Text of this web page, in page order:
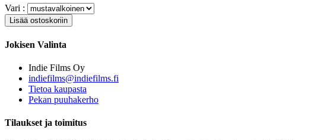
Vari :
Jokisen Valinta
Indie Films Oy
indiefilms@indiefilms.fi
Tietoa kaupasta
Pekan puuhakerho
Tilaukset ja toimitus